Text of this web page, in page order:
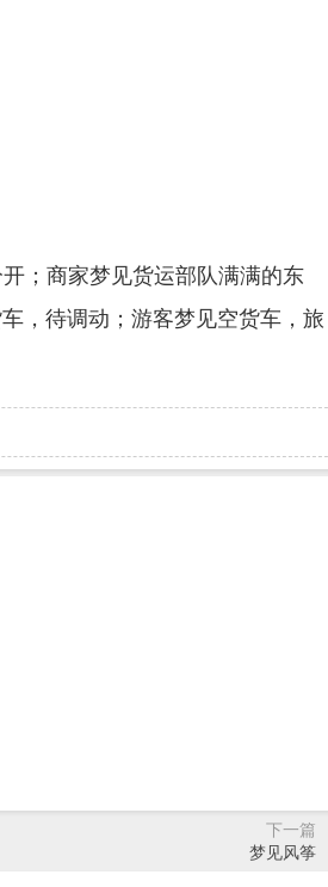
；商家梦见货运部队满满的东
，待调动；游客梦见空货车，旅
下一篇
梦见风筝